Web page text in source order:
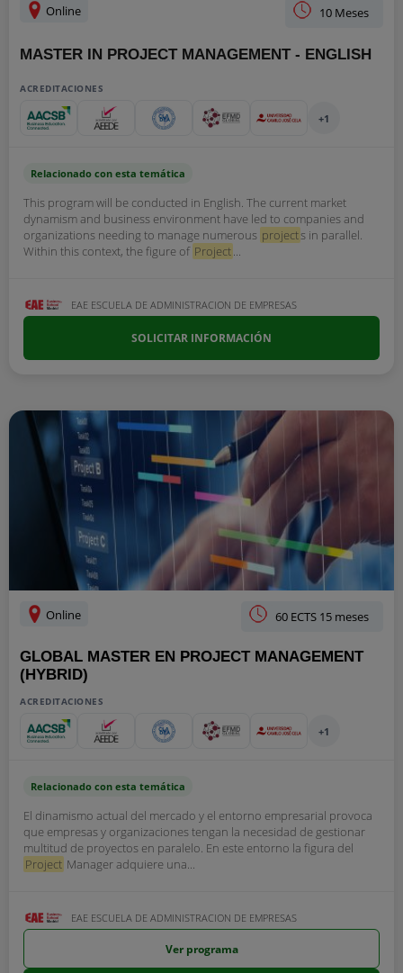
Online 10 Meses
MASTER IN PROJECT MANAGEMENT - ENGLISH
ACREDITACIONES
+1
Relacionado con esta temática
This program will be conducted in English. The current market
dynamism and business environment have led to companies and
organizations needing to manage numerous projects in parallel.
Within this context, the figure of Project...
EAE ESCUELA DE ADMINISTRACION DE EMPRESAS
SOLICITAR INFORMACIÓN
Online 60 ECTS 15 meses
GLOBAL MASTER EN PROJECT MANAGEMENT
(HYBRID)
ACREDITACIONES
+1
Relacionado con esta temática
El dinamismo actual del mercado y el entorno empresarial provoca
que empresas y organizaciones tengan la necesidad de gestionar
multitud de proyectos en paralelo. En este entorno la figura del
Project Manager adquiere una...
EAE ESCUELA DE ADMINISTRACION DE EMPRESAS
Ver programa